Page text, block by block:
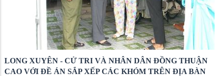
LONG XUYÊN - CỬ TRI VÀ NHÂN DÂN ĐỒNG THUẬN
CAO VỚI ĐỀ ÁN SẮP XẾP CÁC KHÓM TRÊN ĐỊA BÀN